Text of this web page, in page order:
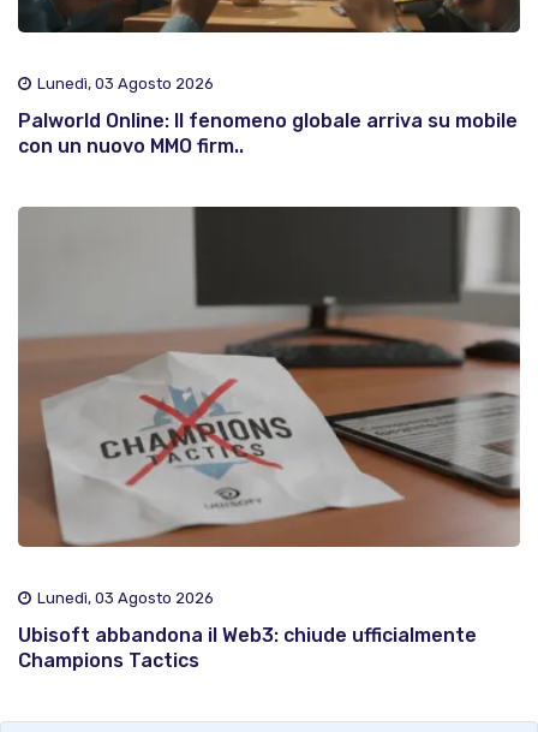
Lunedì, 03 Agosto 2026
Palworld Online: Il fenomeno globale arriva su mobile
con un nuovo MMO firm..
Lunedì, 03 Agosto 2026
Ubisoft abbandona il Web3: chiude ufficialmente
Champions Tactics